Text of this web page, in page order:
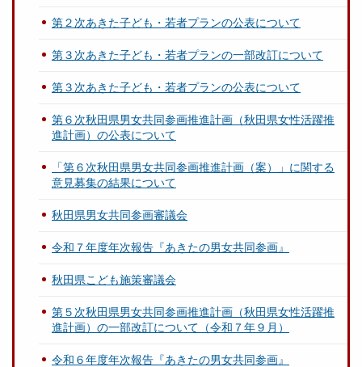
第２次あきた子ども・若者プランの公表について
第３次あきた子ども・若者プランの一部改訂について
第３次あきた子ども・若者プランの公表について
第６次秋田県男女共同参画推進計画（秋田県女性活躍推
進計画）の公表について
「第６次秋田県男女共同参画推進計画（案）」に関する
意見募集の結果について
秋田県男女共同参画審議会
令和７年度年次報告『あきたの男女共同参画』
秋田県こども施策審議会
第５次秋田県男女共同参画推進計画（秋田県女性活躍推
進計画）の一部改訂について（令和７年９月）
令和６年度年次報告『あきたの男女共同参画』